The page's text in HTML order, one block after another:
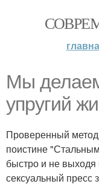
Мы
упругий
Проверенный
поистине
быстро и не выходя
сексуальный пресс